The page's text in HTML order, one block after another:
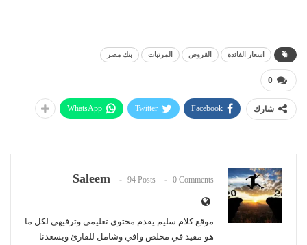
اسعار الفائدة القروض المرتبات بنك مصر
0
شارك Facebook
Twitter
WhatsApp
Saleem 94 Posts 0 Comments
موقع كلام سليم يقدم محتوي تعليمي وترفيهي لكل ما
هو مفيد في مخلص وافي وشامل للقارئ ويسعدنا